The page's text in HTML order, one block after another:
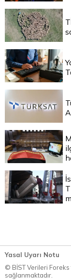
Yasal Uyarı Notu
© BİST Verileri
sağlanmaktadır.